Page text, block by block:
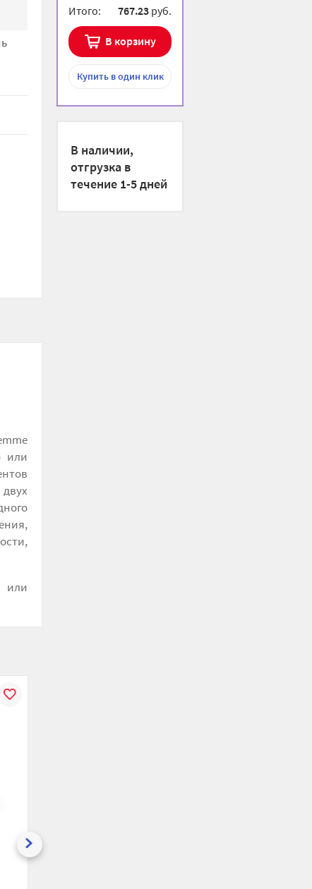
Итого: 767.23 руб.
В корзину
Купитьв один клик
В наличии,
отгрузка в
течение 1-5 дней
или
или